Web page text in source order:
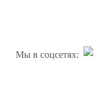
Мы в соцсетях: